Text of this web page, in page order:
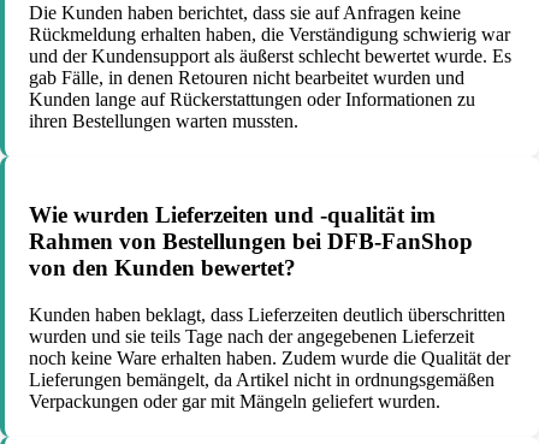
Die Kunden haben berichtet, dass sie auf Anfragen keine
Rückmeldung erhalten haben, die Verständigung schwierig war
und der Kundensupport als äußerst schlecht bewertet wurde. Es
gab Fälle, in denen Retouren nicht bearbeitet wurden und
Kunden lange auf Rückerstattungen oder Informationen zu
ihren Bestellungen warten mussten.
Wie wurden Lieferzeiten und -qualität im
Rahmen von Bestellungen bei DFB-FanShop
von den Kunden bewertet?
Kunden haben beklagt, dass Lieferzeiten deutlich überschritten
wurden und sie teils Tage nach der angegebenen Lieferzeit
noch keine Ware erhalten haben. Zudem wurde die Qualität der
Lieferungen bemängelt, da Artikel nicht in ordnungsgemäßen
Verpackungen oder gar mit Mängeln geliefert wurden.